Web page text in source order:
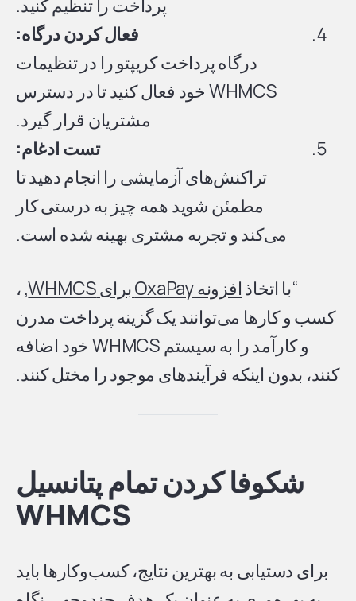
پرداخت را تنظیم کنید.
فعال کردن درگاه:
درگاه پرداخت کریپتو را در تنظیمات
WHMCS خود فعال کنید تا در دسترس
مشتریان قرار گیرد.
تست ادغام:
تراکنش‌های آزمایشی را انجام دهید تا
مطمئن شوید همه چیز به درستی کار
می‌کند و تجربه مشتری بهینه شده است.
“با اتخاذافزونه OxaPay برای WHMCS
, ،
کسب و کارها می‌توانند یک گزینه پرداخت مدرن
و کارآمد را به سیستم WHMCS خود اضافه
کنند، بدون اینکه فرآیندهای موجود را مختل کنند.
شکوفا کردن تمام پتانسیل
WHMCS
برای دستیابی به بهترین نتایج، کسب‌وکارها باید